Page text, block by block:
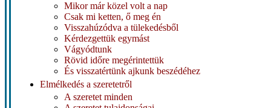
Mikor már közel volt a nap
Csak mi ketten, ő meg én
Visszahúzódva a tülekedésből
Kérdezgettük egymást
Vágyódtunk
Rövid időre megérintettük
És visszatértünk ajkunk beszédéhez
Elmélkedés a szeretetről
A szeretet minden